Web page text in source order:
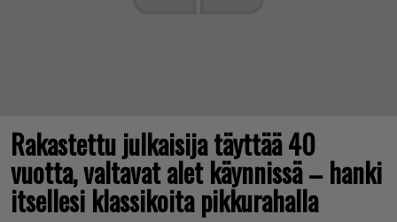
Rakastettu julkaisija täyttää 40
vuotta, valtavat alet käynnissä – hanki
itsellesi klassikoita pikkurahalla